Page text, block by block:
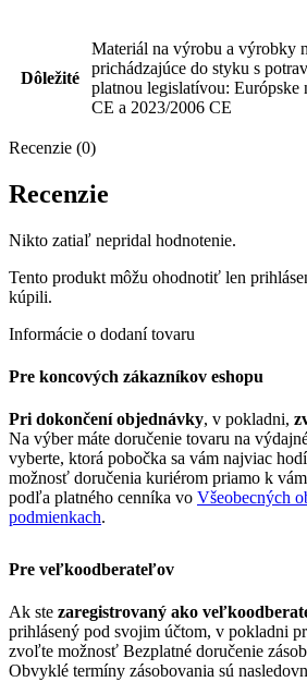
Dôležité
Materiál na výrobu a výrobky
prichádzajúce do styku s
platnou legislatívou: Európske
CE a 2023/2006 CE
Recenzie (0)
Recenzie
Nikto zatiaľ nepridal hodnotenie.
Tento produkt môžu ohodnotiť len
kúpili.
Informácie o dodaní tovaru
Pre koncových zákazníkov eshopu
Pri dokončení objednávky, v pokladni,
Na výber máte doručenie tovaru na
vyberte, ktorá pobočka sa vám najviac
možnosť doručenia kuriérom priamo k
podľa platného cenníka vo Všeobecných
podmienkach.
Pre veľkoodberateľov
Ak ste zaregistrovaný ako
prihlásený pod svojim účtom, v pokladni
zvoľte možnosť Bezplatné doručenie
Obvyklé termíny zásobovania sú